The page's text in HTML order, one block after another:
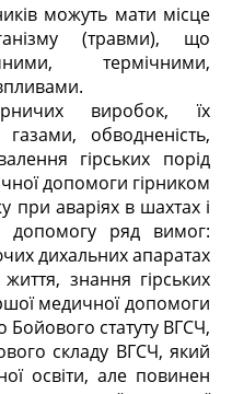
можуть мати місце
(травми), що
термічними,
виробок, їх
газами, обводненість,
гірських порід
допомоги гірником
при аваріях в шахтах і
допомогу ряд вимог:
дихальних апаратах
знання гірських
медичної допомоги
Бойового статуту ВГСЧ,
складу ВГСЧ, який
освіти, але повинен